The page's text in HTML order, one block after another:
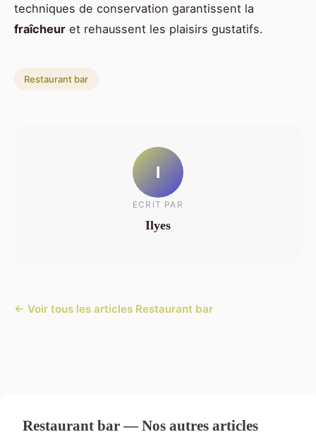
techniques de conservation garantissent la
fraîcheur et rehaussent les plaisirs gustatifs.
Restaurant bar
I
ECRIT PAR
Ilyes
← Voir tous les articles Restaurant bar
Restaurant bar — Nos autres articles